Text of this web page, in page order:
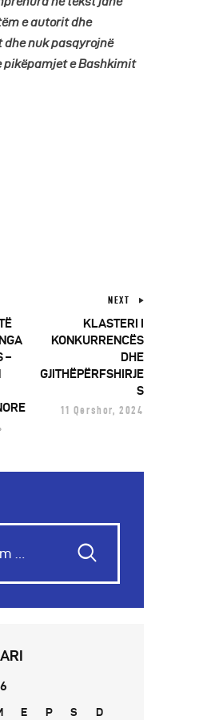
e autorit dhe
dhe nuk pasqyrojnë
pikëpamjet e Bashkimit
–
NEXT
KLASTERI I
KONKURRENCËS
DHE
GJITHËPËRFSHIRJE
S
11 Qershor, 2024
E P S D